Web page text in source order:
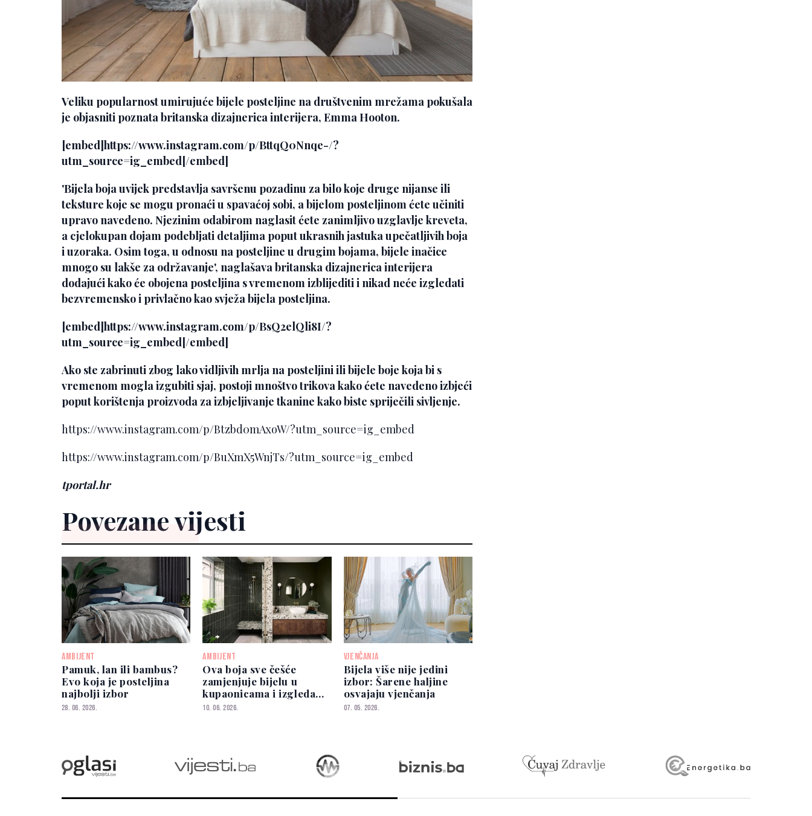
Veliku popularnost umirujuće bijele posteljine na društvenim mrežama pokušala
je objasniti poznata britanska dizajnerica interijera, Emma Hooton.
[embed]https://www.instagram.com/p/BttqQ0Nnqe-/?
utm_source=ig_embed[/embed]
'Bijela boja uvijek predstavlja savršenu pozadinu za bilo koje druge nijanse ili
teksture koje se mogu pronaći u spavaćoj sobi, a bijelom posteljinom ćete učiniti
upravo navedeno. Njezinim odabirom naglasit ćete zanimljivo uzglavlje kreveta,
a cjelokupan dojam podebljati detaljima poput ukrasnih jastuka upečatljivih boja
i uzoraka. Osim toga, u odnosu na posteljine u drugim bojama, bijele inačice
mnogo su lakše za održavanje', naglašava britanska dizajnerica interijera
dodajući kako će obojena posteljina s vremenom izblijediti i nikad neće izgledati
bezvremensko i privlačno kao svježa bijela posteljina.
[embed]https://www.instagram.com/p/BsQ2elQli8I/?
utm_source=ig_embed[/embed]
Ako ste zabrinuti zbog lako vidljivih mrlja na posteljini ili bijele boje koja bi s
vremenom mogla izgubiti sjaj, postoji mnoštvo trikova kako ćete navedeno izbjeći
poput korištenja proizvoda za izbjeljivanje tkanine kako biste spriječili sivljenje.
https://www.instagram.com/p/Btzbd0mAxoW/?utm_source=ig_embed
https://www.instagram.com/p/BuXmX5WnjTs/?utm_source=ig_embed
tportal.hr
Povezane vijesti
AMBIJENT
Pamuk, lan ili bambus?
Evo koja je posteljina
najbolji izbor
28. 06. 2026.
AMBIJENT
Ova boja sve češće
zamjenjuje bijelu u
kupaonicama i izgleda
nevjerovatno elegantno
10. 06. 2026.
VJENČANJA
Bijela više nije jedini
izbor: Šarene haljine
osvajaju vjenčanja
07. 05. 2026.